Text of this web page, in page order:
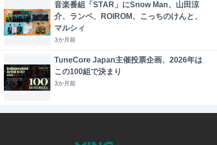
音楽番組「STAR」にSnow Man、山田涼
介、ランペ、ROIROM、こっちのけんと、
マルシィ
3か月前
TuneCore Japan主催投票企画、2026年は
この100組で決まり
3か月前